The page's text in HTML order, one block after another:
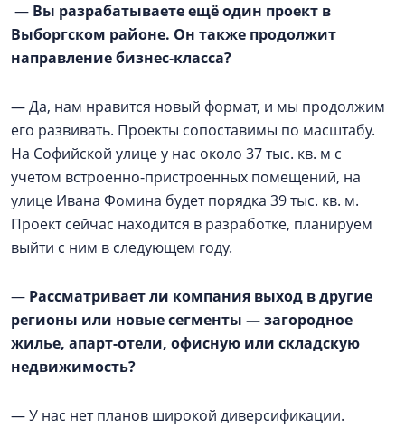
— Вы разрабатываете ещё один проект в
Выборгском районе. Он также продолжит
направление бизнес-класса?
— Да, нам нравится новый формат, и мы продолжим
его развивать. Проекты сопоставимы по масштабу.
На Софийской улице у нас около 37 тыс. кв. м с
учетом встроенно-пристроенных помещений, на
улице Ивана Фомина будет порядка 39 тыс. кв. м.
Проект сейчас находится в разработке, планируем
выйти с ним в следующем году.
— Рассматривает ли компания выход в другие
регионы или новые сегменты — загородное
жилье, апарт-отели, офисную или складскую
недвижимость?
— У нас нет планов широкой диверсификации.